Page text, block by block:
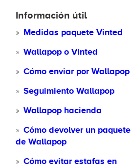
Información útil
Medidas paquete Vinted
Wallapop o Vinted
Cómo enviar por Wallapop
Seguimiento Wallapop
Wallapop hacienda
Cómo devolver un paquete
de Wallapop
Cómo evitar estafas en